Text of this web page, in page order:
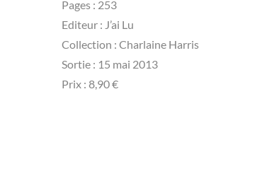
Pages : 253
Editeur : J’ai Lu
Collection : Charlaine Harris
Sortie : 15 mai 2013
Prix : 8,90 €